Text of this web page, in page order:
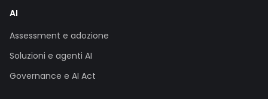
AI
Assessment e adozione
Soluzioni e agenti AI
Governance e AI Act